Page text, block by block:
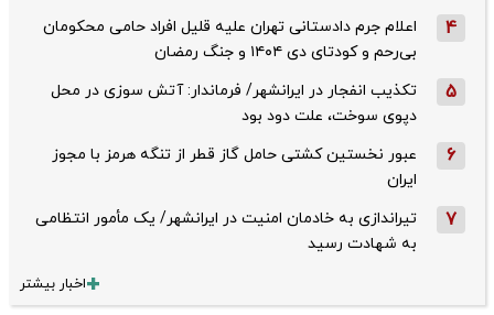
4
اعلام جرم دادستانی تهران علیه قلیل افراد حامی محکومان
بی‌رحم و کودتای دی‌ ۱۴۰۴ و جنگ رمضان
5
تکذیب ‌انفجار در ایرانشهر/ فرماندار: آتش سوزی در محل
دپوی سوخت، علت دود بود
6
عبور نخستین کشتی حامل گاز قطر از تنگه هرمز با مجوز
ایران
7
تیراندازی به خادمان امنیت در ایرانشهر/ یک مأمور انتظامی
به شهادت رسید
اخبار بیشتر